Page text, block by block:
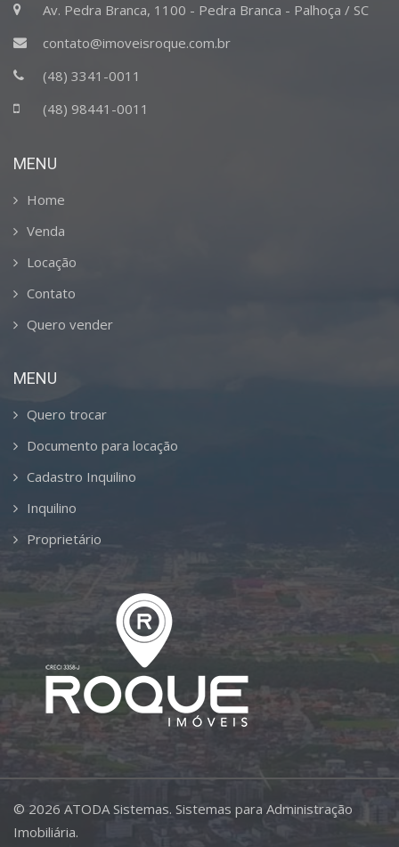
Av. Pedra Branca, 1100 - Pedra Branca - Palhoça / SC
contato@imoveisroque.com.br
(48) 3341-0011
(48) 98441-0011
MENU
Home
Venda
Locação
Contato
Quero vender
MENU
Quero trocar
Documento para locação
Cadastro Inquilino
Inquilino
Proprietário
© 2026 ATODA Sistemas. Sistemas para Administração
Imobiliária.